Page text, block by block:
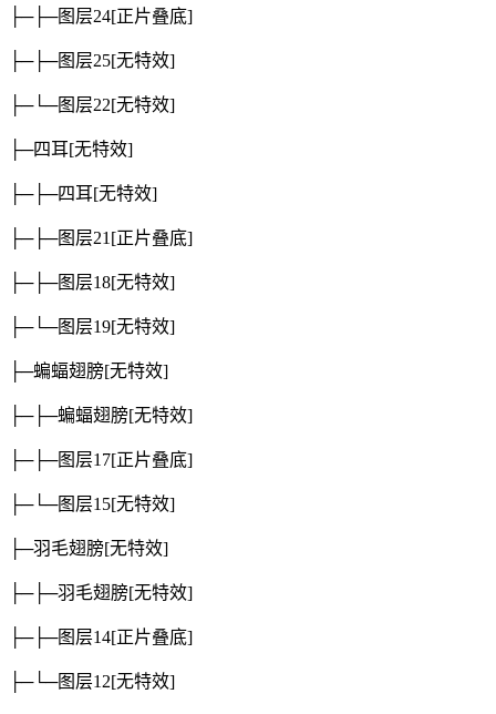
├─├─图层24[正片叠底]
├─├─图层25[无特效]
├─└─图层22[无特效]
├─四耳[无特效]
├─├─四耳[无特效]
├─├─图层21 [正片叠底]
├─├─图层18[无特效]
├─└─图层19[无特效]
├─蝙蝠翅膀[无特效]
├─├─蝙蝠翅膀[无特效]
├─├─图层17[正片叠底]
├─└─图层15[无特效]
├─羽毛翅膀[无特效]
├─├─羽毛翅膀[无特效]
├─├─图层14[正片叠底]
├─└─图层12[无特效]